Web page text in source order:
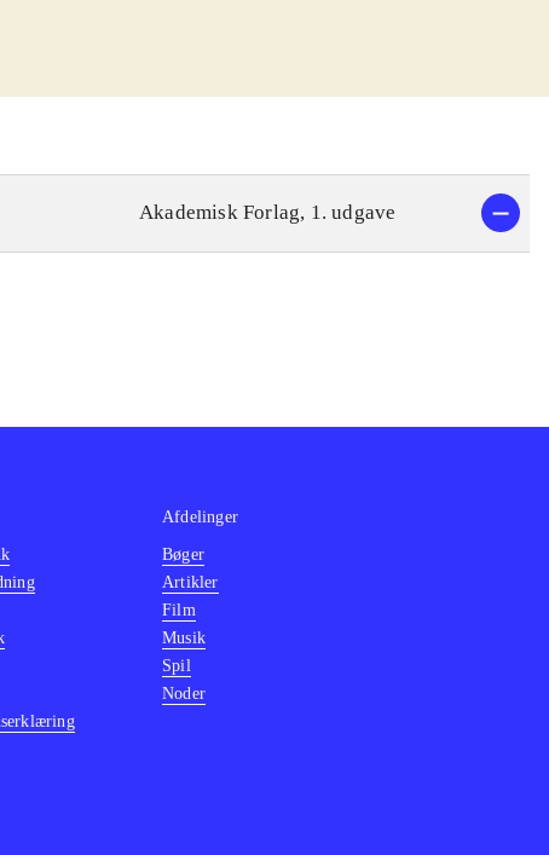
Akademisk Forlag, 1. udgave
Afdelinger
Bøger
Artikler
Film
Musik
Spil
Noder